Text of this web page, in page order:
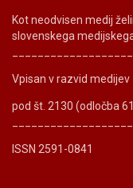
Kot neodvisen medij
slovenskega
Vpisan v razvid medijev
pod št. 2130 (odločba
ISSN 2591-0841